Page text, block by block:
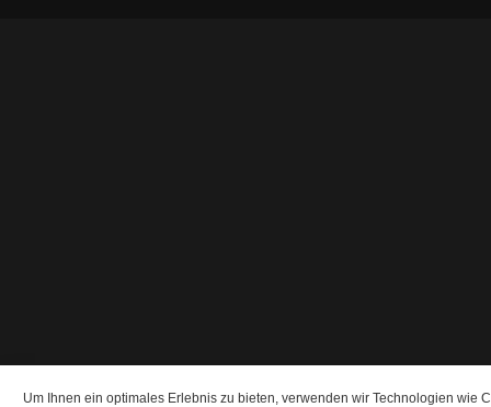
Um Ihnen ein optimales Erlebnis zu bieten, verwenden wir Technologien wie